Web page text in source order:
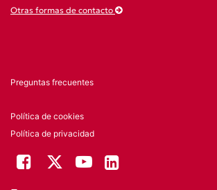
Otras formas de contacto
Preguntas frecuentes
Política de cookies
Política de privacidad